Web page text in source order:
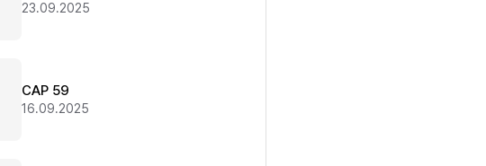
23.09.2025
CAP 59
16.09.2025